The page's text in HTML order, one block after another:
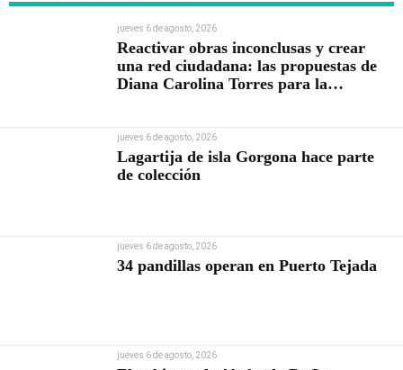
jueves 6 de agosto, 2026
Reactivar obras inconclusas y crear
una red ciudadana: las propuestas de
Diana Carolina Torres para la
jueves 6 de agosto, 2026
Lagartija de isla Gorgona hace parte
de colección
jueves 6 de agosto, 2026
34 pandillas operan en Puerto Tejada
jueves 6 de agosto, 2026